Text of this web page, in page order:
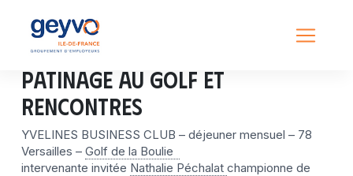
Patinage au golf et
rencontres
YVELINES BUSINESS CLUB – déjeuner mensuel – 78
Versailles – Golf de la Boulie
intervenante invitée Nathalie Péchalat championne de